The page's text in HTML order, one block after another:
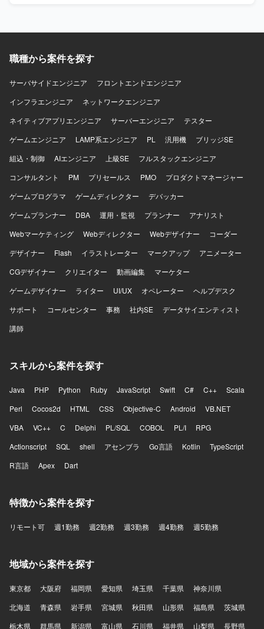
適したポジションです。 【ポジションの魅力】 障害福祉領
域向けのSaaS開発に携わることで、社会的意義の高いサー
ンドの設計から実装、運用まで一気通貫で関われるため、
裁量を持って技術選定やアーキテクチャ設計に関与してい
も取り組めるため、中長期的なプロダクト品質向上に寄与
できる環境です。 【開発環境】 フロントエンドは
React/TypeScript/reduxを用いた環境で開発を行います。 バ
ックエンドにはLaravelが用いられており、必要に応じてコ
グAIツールを活用した開発スタイルが推奨されている環境
です。
職種から案件を探す
サーバサイドエンジニア
フロントエンドエンジニア
インフラエンジニア
ネットワークエンジニア
ネイティブアプリエンジニア
サーバーエンジニア
テスター
ゲームエンジニア
LAMP系エンジニア PL 汎用機
ブリッジSE
組込・制御
AIエンジニア 上級SE
フルスタックエンジニア
コンサルタント
PM プリセールス PMO
プロダクトマネージャー
ゲームプログラマ
ゲームディレクター
デバッカー
ゲームプランナー
DBA 運用・監視 プランナー
アナリスト
Webマーケティング
Webディレクター Webデザイナー
コーダー
デザイナー
Flash イラストレーター マークアップ
アニメーター
CGデザイナー
クリエイター 動画編集
マーケター
ゲームデザイナー
ライター UI/UX オペレーター
ヘルプデスク
サポート
コールセンター 事務 社内SE
データサイエンティスト
講師
スキルから案件を探す
Java PHP Python Ruby JavaScript Swift C# C++
Scala
Perl
Cocos2d HTML CSS Objective-C Android
VB.NET
VBA
VC++ C Delphi PL/SQL COBOL PL/I
RPG
Actionscript
SQL shell アセンブラ Go言語 Kotlin
TypeScript
R言語
Apex Dart
特徴から案件を探す
リモート可 週1勤務 週2勤務 週3勤務 週4勤務 週5勤務
地域から案件を探す
東京都 大阪府 福岡県 愛知県 埼玉県 千葉県
神奈川県
北海道
青森県 岩手県 宮城県 秋田県 山形県 福島県
茨城県
栃木県
群馬県 新潟県 富山県 石川県 福井県 山梨県 長野県